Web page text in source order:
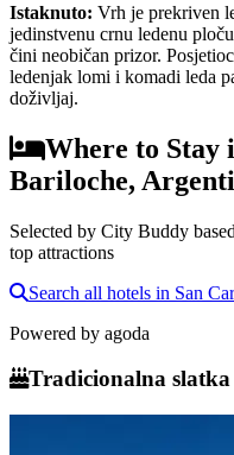
Istaknuto: Vrh je prekriven
jedinstvenu crnu ledenu
čini neobičan prizor.
ledenjak lomi i komadi leda
doživljaj.
Where to Stay
Bariloche,
Selected by City Buddy
top attractions
Search all hotels in San
Powered by agoda
Tradicionalna